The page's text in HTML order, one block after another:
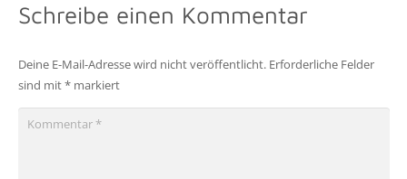
Schreibe einen Kommentar
Deine E-Mail-Adresse wird nicht veröffentlicht. Erforderliche Felder
sind mit*markiert